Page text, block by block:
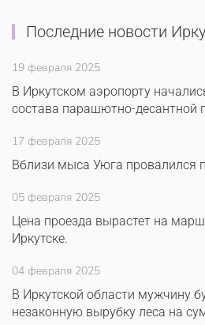
Последние новости
19 февраля 2025
В Иркутском аэропорту
состава парашютно-десантной
17 февраля 2025
Вблизи мыса Уюга провалился
05 февраля 2025
Цена проезда вырастет на
Иркутске.
04 февраля 2025
В Иркутской области мужчину
незаконную вырубку леса на